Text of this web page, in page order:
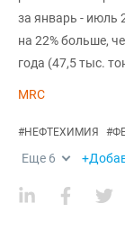
за январь - июль
на 22% больше,
года (47,5 тыс.
MRC
#НЕФТЕХИМИЯ #
Еще 6